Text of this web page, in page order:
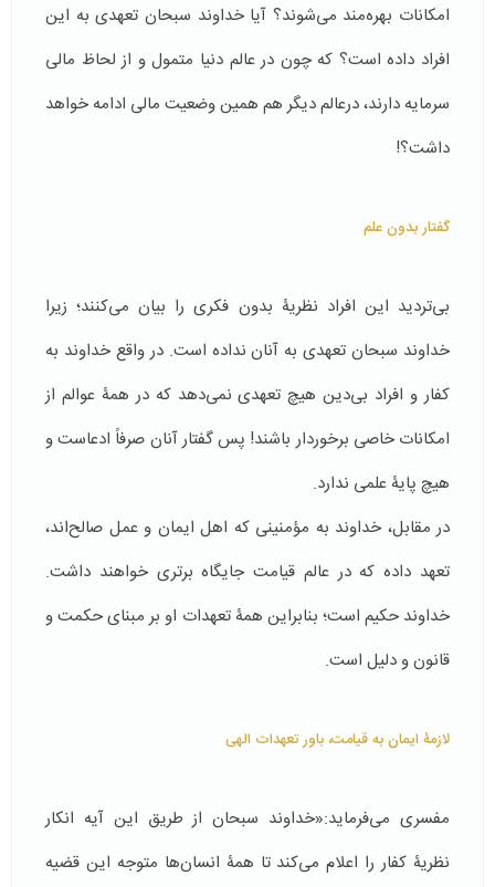
امکانات بهره‌مند می‌شوند؟ آیا خداوند سبحان تعهدی به این‌
افراد داده است؟ که چون در عالم دنیا متمول و از لحاظ مالی
سرمایه دارند، درعالم دیگر هم همین وضعیت مالی ادامه خواهد
داشت؟!
گفتار بدون علم
بی‌تردید این افراد نظریۀ بدون فکری را بیان می‌کنند؛ زیرا
خداوند سبحان تعهدی به آنان نداده است. در واقع خداوند به
کفار و افراد بی‌دین هیچ تعهدی نمی‌دهد که در همۀ عوالم از
امکانات خاصی برخوردار باشند! پس گفتار آنان صرفاً ادعاست و
هیچ پایۀ علمی ندارد.
در مقابل، خداوند به مؤمنینی که اهل ایمان و عمل صالح‌اند،
تعهد داده که در عالم قیامت جایگاه برتری خواهند داشت.
خداوند حکیم است؛ بنابراین همۀ تعهدات او بر مبنای حکمت و
قانون و دلیل است.
لازمۀ ایمان به قیامت، باور تعهدات الهی
مفسری می‌فرماید:«خداوند سبحان از طریق این آیه انکار
نظریۀ کفار را اعلام می‌کند تا همۀ انسان‌ها متوجه این قضیه